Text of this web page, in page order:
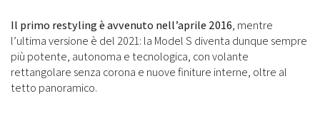
Il primo restyling è avvenuto nell’aprile 2016, mentre
l’ultima versione è del 2021: la Model S diventa dunque sempre
più potente, autonoma e tecnologica, con volante
rettangolare senza corona e nuove finiture interne, oltre al
tetto panoramico.